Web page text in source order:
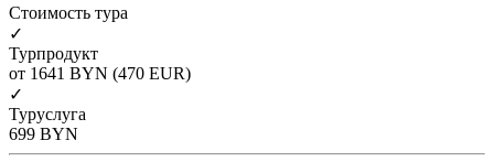
Cтоимость тура
✓
Турпродукт
от 1641 BYN (470 EUR)
✓
Туруслуга
699 BYN